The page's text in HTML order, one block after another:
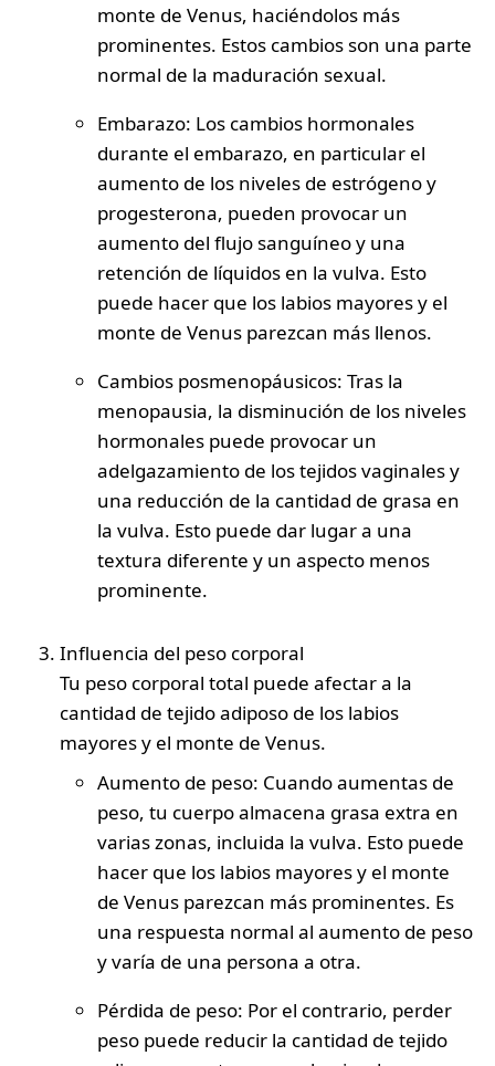
monte de Venus, haciéndolos más
prominentes. Estos cambios son una parte
normal de la maduración sexual.
Embarazo: Los cambios hormonales
durante el embarazo, en particular el
aumento de los niveles de estrógeno y
progesterona, pueden provocar un
aumento del flujo sanguíneo y una
retención de líquidos en la vulva. Esto
puede hacer que los labios mayores y el
monte de Venus parezcan más llenos.
Cambios posmenopáusicos: Tras la
menopausia, la disminución de los niveles
hormonales puede provocar un
adelgazamiento de los tejidos vaginales y
una reducción de la cantidad de grasa en
la vulva. Esto puede dar lugar a una
textura diferente y un aspecto menos
prominente.
Influencia del peso corporal
Tu peso corporal total puede afectar a la
cantidad de tejido adiposo de los labios
mayores y el monte de Venus.
Aumento de peso: Cuando aumentas de
peso, tu cuerpo almacena grasa extra en
varias zonas, incluida la vulva. Esto puede
hacer que los labios mayores y el monte
de Venus parezcan más prominentes. Es
una respuesta normal al aumento de peso
y varía de una persona a otra.
Pérdida de peso: Por el contrario, perder
peso puede reducir la cantidad de tejido